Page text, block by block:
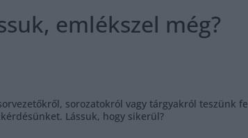
emlékszel még?
sorozatokról vagy tárgyakról teszünk
Lássuk, hogy sikerül?